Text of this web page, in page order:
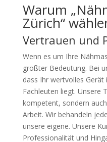
Warum
Zürich“
Vertrauen und
Wenn es um Ihre
größter Bedeutung. Bei
dass Ihr wertvolles Gerät
Fachleuten liegt. Unsere
kompetent, sondern
Arbeit. Wir behandeln
unsere eigene. Unsere
Professionalität und